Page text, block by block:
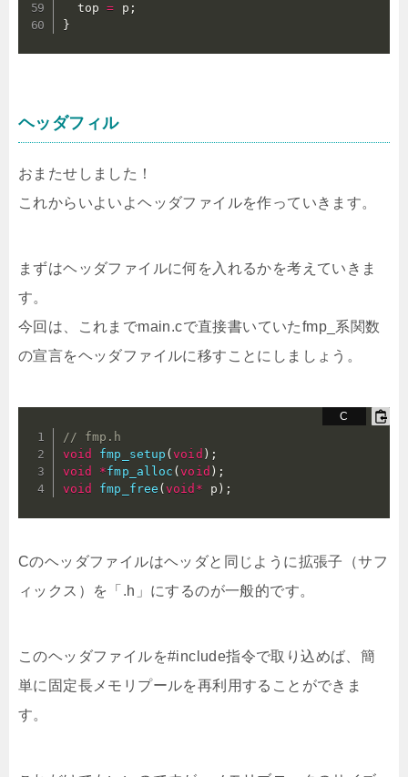
  top
= p ;
}
ヘッダフィル
おまたせしました！
これからいよいよヘッダファイルを作っていきます。
まずはヘッダファイルに何を入れるかを考えていきま
す。
今回は、これまでmain.cで直接書いていたfmp_系関数
の宣言をヘッダファイルに移すことにしましょう。
// fmp.h
void
fmp_setup (void ) ;
void
*fmp_alloc (void ) ;
void
fmp_free (void * p ) ;
Cのヘッダファイルはヘッダと同じように拡張子（サフ
ィックス）を「.h」にするのが一般的です。
このヘッダファイルを#include指令で取り込めば、簡
単に固定長メモリプールを再利用することができま
す。